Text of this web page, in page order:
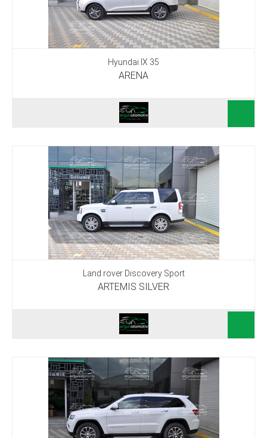
Hyundai IX 35
ARENA
Land rover Discovery Sport
ARTEMIS SILVER